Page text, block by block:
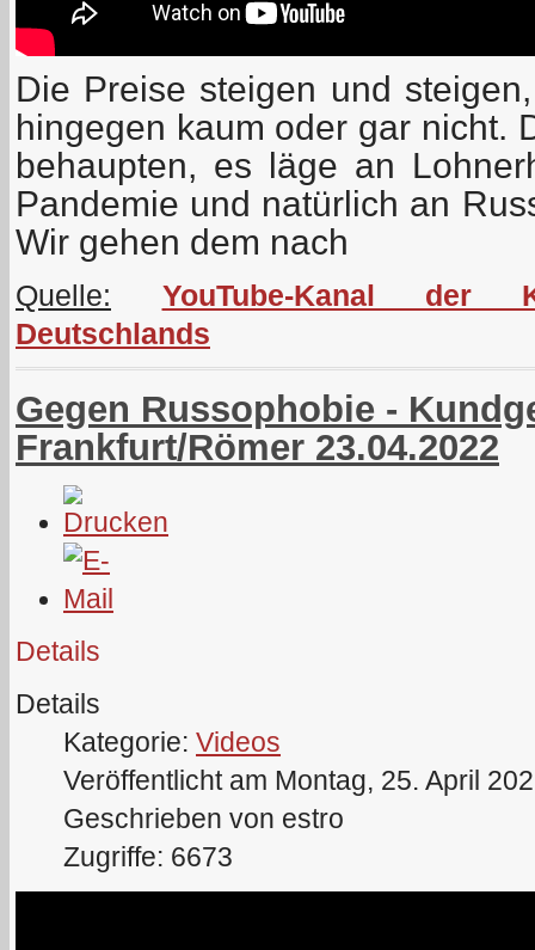
Die Preise steigen und
hingegen kaum oder gar nicht.
behaupten, es läge an
Pandemie und natürlich an
Wir gehen dem nach
Quelle:
YouTube-Kanal der
Deutschlands
Gegen Russophobie -
Frankfurt/Römer 23.04.2022
Details
Details
Kategorie: Videos
Veröffentlicht am Montag, 25. April
Geschrieben von estro
Zugriffe: 6673